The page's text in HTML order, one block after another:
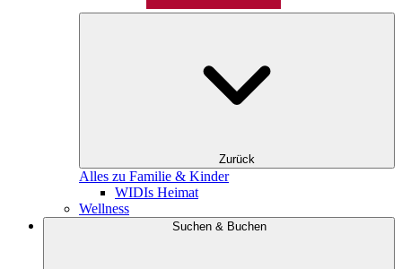
Zurück
Alles zu Familie & Kinder
WIDIs Heimat
Wellness
Suchen & Buchen